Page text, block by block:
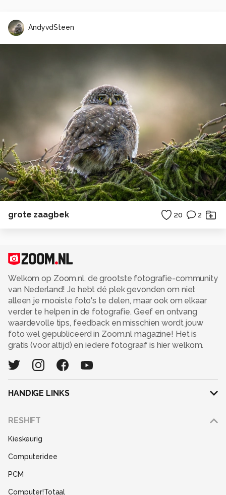
AndyvdSteen
grote zaagbek 20 2
Welkom op Zoom.nl, de grootste fotografie-community
van Nederland! Je hebt dé plek gevonden om niet
alleen je mooiste foto's te delen, maar ook om elkaar
verder te helpen in de fotografie. Geef en ontvang
waardevolle tips, feedback en misschien wordt jouw
foto wel gepubliceerd in Zoom.nl magazine! Het is
gratis (voor altijd) en iedere fotograaf is hier welkom.
HANDIGE LINKS
RESHIFT
Kieskeurig
Computeridee
PCM
Computer!Totaal